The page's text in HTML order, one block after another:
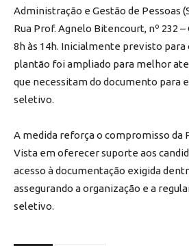
Administração e Gestão de Pessoas
Rua Prof. Agnelo Bitencourt, nº 232
8h às 14h. Inicialmente previsto para
plantão foi ampliado para melhor
que necessitam do documento para
seletivo.
A medida reforça o compromisso da
Vista em oferecer suporte aos
acesso à documentação exigida
assegurando a organização e a
seletivo.